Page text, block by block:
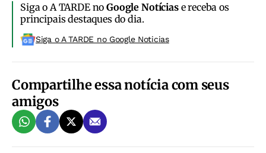
Siga o A TARDE noGoogle Notíciase receba os
principais destaques do dia.
Siga o A TARDE no Google Noticias
Compartilhe essa notícia com seus
amigos